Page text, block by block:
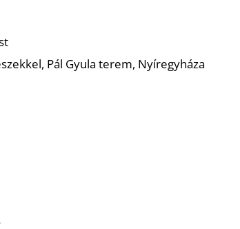
Pál Gyula terem, Nyíregyháza